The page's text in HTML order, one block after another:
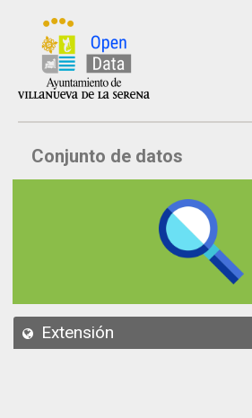
Inicio
Datos
API
Conjunto de datos
Extensión